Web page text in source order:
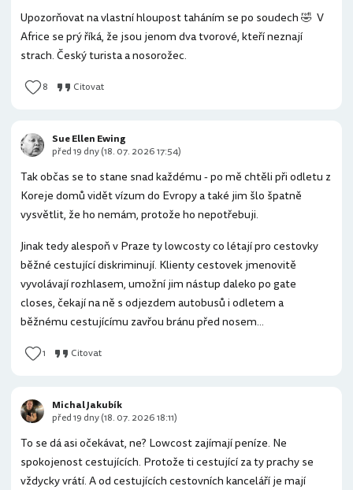
Upozorňovat na vlastní hloupost taháním se po soudech 🤣 V
Africe se prý říká, že jsou jenom dva tvorové, kteří neznají
strach. Český turista a nosorožec.
8 Citovat
Tak občas se to stane snad každému - po mě chtěli při odletu z
Koreje domů vidět vízum do Evropy a také jim šlo špatně
vysvětlit, že ho nemám, protože ho nepotřebuji.
Jinak tedy alespoň v Praze ty lowcosty co létají pro cestovky
běžné cestující diskriminují. Klienty cestovek jmenovitě
vyvolávají rozhlasem, umožní jim nástup daleko po gate
closes, čekají na ně s odjezdem autobusů i odletem a
běžnému cestujícímu zavřou bránu před nosem...
1 Citovat
Sue Ellen Ewing
před 19 dny (18. 07. 2026 17:54)
To se dá asi očekávat, ne? Lowcost zajímají peníze. Ne
spokojenost cestujících. Protože ti cestující za ty prachy se
vždycky vrátí. A od cestujících cestovních kanceláří je mají
Michal Jakubík
před 19 dny (18. 07. 2026 18:11)